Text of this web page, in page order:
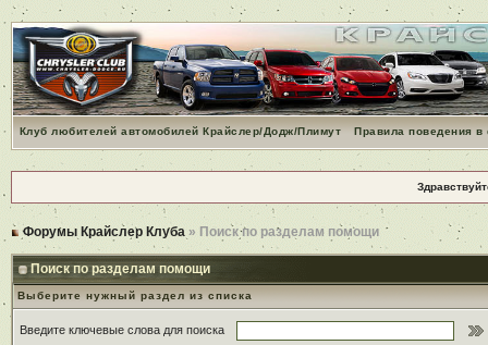
Клуб любителей автомобилей Крайслер/Додж/Плимут Правила поведения
Форумы Крайслер Клуба » Поиск по разделам помощи
Поиск по разделам помощи
Выберите нужный раздел из списка
Введите ключевые слова для поиска